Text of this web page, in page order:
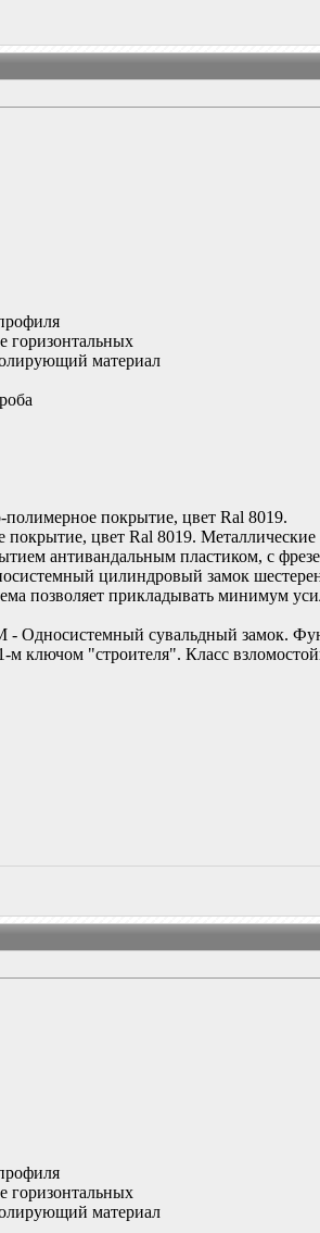
горизонтальных
материал
полимерное покрытие, цвет Ral 8019.
цвет Ral 8019.
антивандальным пластиком, с
цилиндровый замок
позволяет прикладывать минимум
Односистемный сувальдный замок.
ключом "строителя". Класс
горизонтальных
материал